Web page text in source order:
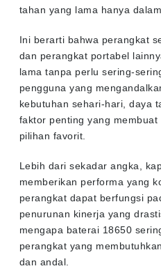
tahan yang lama hanya
Ini berarti bahwa perangkat
dan perangkat portabel
lama tanpa perlu sering-
pengguna yang
kebutuhan sehari-hari, daya
faktor penting yang
pilihan favorit.
Lebih dari sekadar angka,
memberikan performa yang
perangkat dapat berfungsi
penurunan kinerja yang
mengapa baterai 18650
perangkat yang
dan andal.